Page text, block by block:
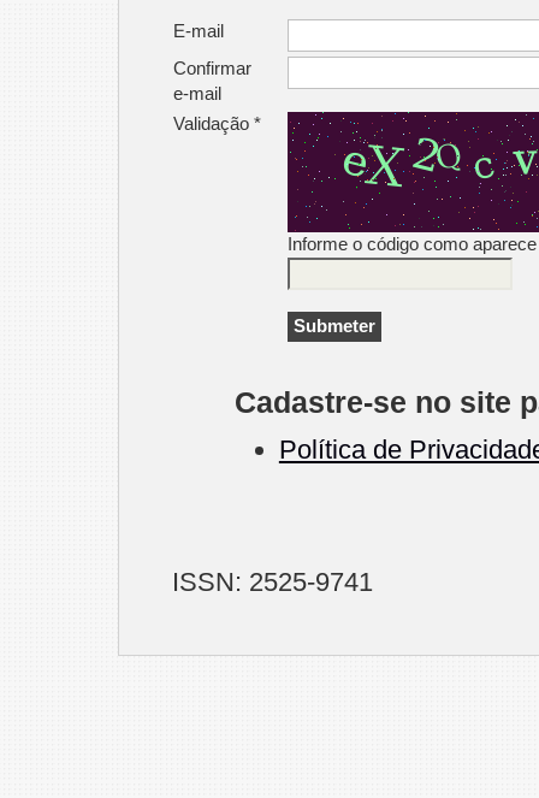
E-mail
Confirmar
e-mail
Validação *
Informe o código como
Cadastre-se no site
Política de
ISSN: 2525-9741